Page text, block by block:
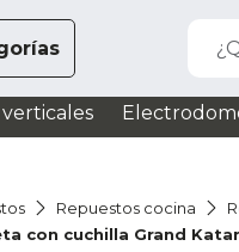
Repuestos cocina
con cuchilla Grand